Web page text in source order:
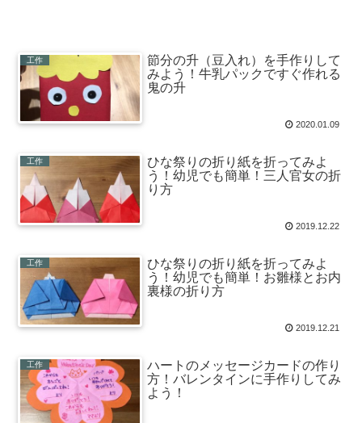
工作
節分の升（豆入れ）を手作りして
みよう！牛乳パックですぐ作れる
鬼の升
2020.01.09
工作
ひな祭りの折り紙を折ってみよ
う！幼児でも簡単！三人官女の折
り方
2019.12.22
工作
ひな祭りの折り紙を折ってみよ
う！幼児でも簡単！お雛様とお内
裏様の折り方
2019.12.21
工作
ハートのメッセージカードの作り
方！バレンタインに手作りしてみ
よう！